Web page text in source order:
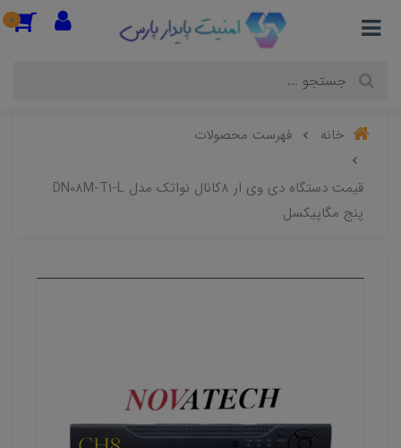
0
خانه فهرست محصولات
قیمت دستگاه دی وی ار 8کانال نواتک مدل DN08M-T1-L
پنج مگاپیکسل